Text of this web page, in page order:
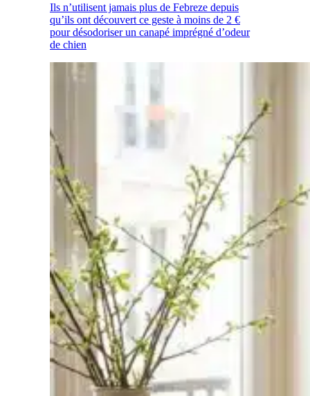
Ils n’utilisent jamais plus de Febreze depuis
qu’ils ont découvert ce geste à moins de 2 €
pour désodoriser un canapé imprégné d’odeur
de chien